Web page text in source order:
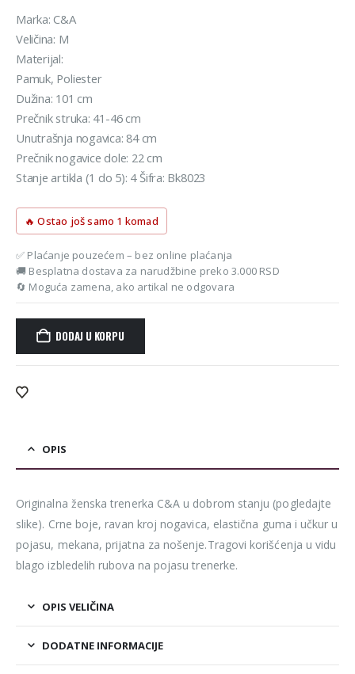
Marka: C&A
Veličina: M
Materijal:
Pamuk, Poliester
Dužina: 101 cm
Prečnik struka: 41-46 cm
Unutrašnja nogavica: 84 cm
Prečnik nogavice dole: 22 cm
Stanje artikla (1 do 5): 4 Šifra: Bk8023
🔥 Ostao još samo 1 komad
✅ Plaćanje pouzećem – bez online plaćanja
🚚 Besplatna dostava za narudžbine preko 3.000 RSD
🔄 Moguća zamena, ako artikal ne odgovara
DODAJ U KORPU
Alternative:
OPIS
Originalna ženska trenerka C&A u dobrom stanju (pogledajte
slike). Crne boje, ravan kroj nogavica, elastična guma i učkur u
pojasu, mekana, prijatna za nošenje.Tragovi korišćenja u vidu
blago izbledelih rubova na pojasu trenerke.
OPIS VELIČINA
DODATNE INFORMACIJE